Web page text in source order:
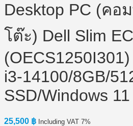
Desktop PC (คอ
โต๊ะ) Dell Slim
i3-14100/8GB/
SSD/Windows
25,500 ฿ Including VAT 7%